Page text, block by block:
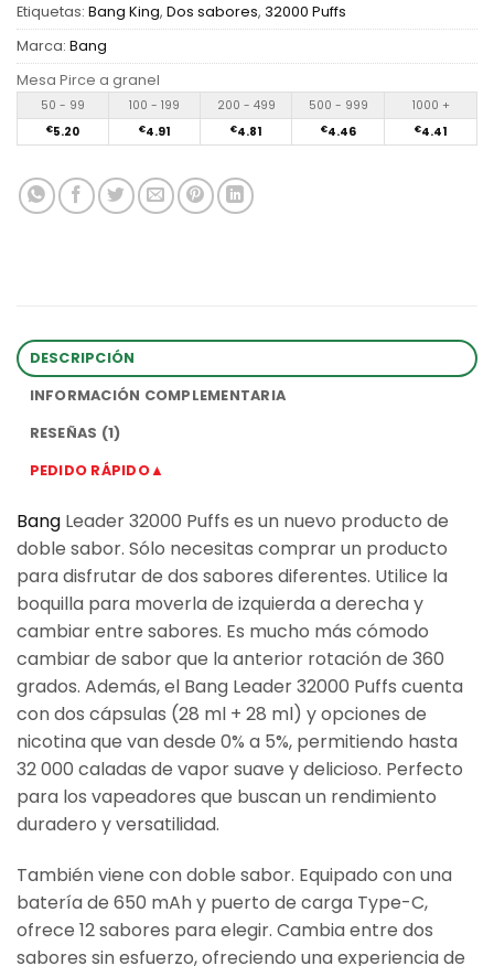
Etiquetas: Bang King, Dos sabores, 32000 Puffs
Marca: Bang
Mesa Pirce a granel
50 - 99 100 - 199 200 - 499 500 - 999 1000 +
€5.20 €4.91 €4.81 €4.46 €4.41
DESCRIPCIÓN
INFORMACIÓN COMPLEMENTARIA
RESEÑAS (1)
PEDIDO RÁPIDO▲
Bang Leader 32000 Puffs es un nuevo producto de
doble sabor. Sólo necesitas comprar un producto
para disfrutar de dos sabores diferentes. Utilice la
boquilla para moverla de izquierda a derecha y
cambiar entre sabores. Es mucho más cómodo
cambiar de sabor que la anterior rotación de 360
grados. Además, el Bang Leader 32000 Puffs cuenta
con dos cápsulas (28 ml + 28 ml) y opciones de
nicotina que van desde 0% a 5%, permitiendo hasta
32 000 caladas de vapor suave y delicioso. Perfecto
para los vapeadores que buscan un rendimiento
duradero y versatilidad.
También viene con doble sabor. Equipado con una
batería de 650 mAh y puerto de carga Type-C,
ofrece 12 sabores para elegir. Cambia entre dos
sabores sin esfuerzo, ofreciendo una experiencia de